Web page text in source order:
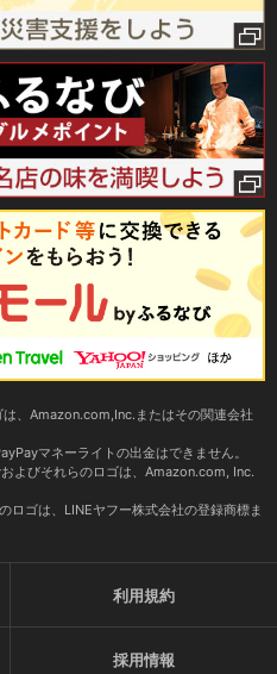
、Amazon.com,Inc.またはその関連会社
マネーライトの出金はできません。
よびそれらのロゴは、Amazon.com, Inc.
ロゴは、LINEヤフー株式会社の登録商標ま
利用規約
採用情報